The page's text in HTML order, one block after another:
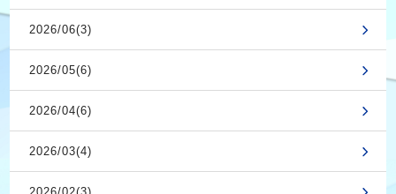
2026/06(3)
2026/05(6)
2026/04(6)
2026/03(4)